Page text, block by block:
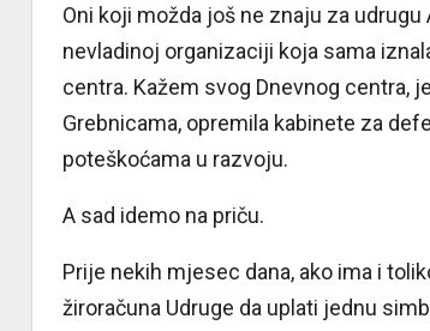
Oni koji možda još ne znaju za
nevladinoj organizaciji koja sama
centra. Kažem svog Dnevnog centra,
Grebnicama, opremila kabinete za
poteškoćama u razvoju.
A sad idemo na priču.
Prije nekih mjesec dana, ako ima i
žiroračuna Udruge da uplati jednu